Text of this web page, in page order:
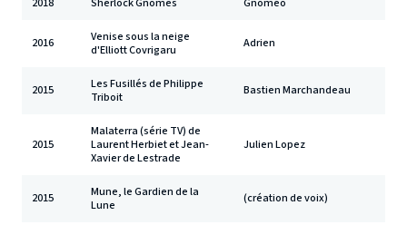
2016
Venise sous la neige
d'Elliott Covrigaru
Adrien
2015
Les Fusillés de Philippe
Triboit
Bastien Marchandeau
2015
Malaterra (série TV) de
Laurent Herbiet et Jean-
Xavier de Lestrade
Julien Lopez
2015
Mune, le Gardien de la
Lune
(création de voix)